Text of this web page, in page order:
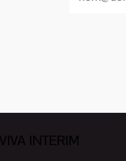
INTERIM